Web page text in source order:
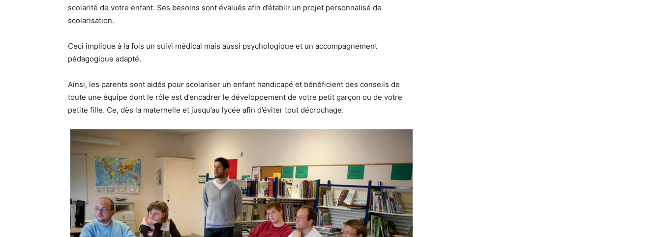
scolarité de votre enfant. Ses besoins sont évalués afin d’établir un projet personnalisé de
scolarisation.
Ceci implique à la fois un suivi médical mais aussi psychologique et un accompagnement
pédagogique adapté.
Ainsi, les parents sont aidés pour scolariser un enfant handicapé et bénéficient des conseils de
toute une équipe dont le rôle est d’encadrer le développement de votre petit garçon ou de votre
petite fille. Ce, dès la maternelle et jusqu’au lycée afin d’éviter tout décrochage.